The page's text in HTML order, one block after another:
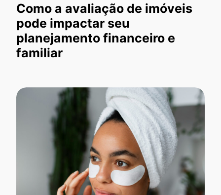
Como a avaliação de imóveis
pode impactar seu
planejamento financeiro e
familiar